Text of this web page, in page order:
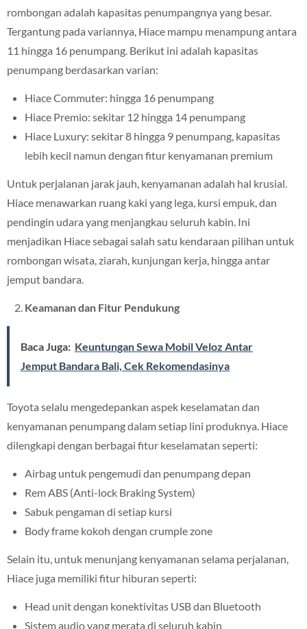
rombongan adalah kapasitas penumpangnya yang besar.
Tergantung pada variannya, Hiace mampu menampung antara
11 hingga 16 penumpang. Berikut ini adalah kapasitas
penumpang berdasarkan varian:
Hiace Commuter: hingga 16 penumpang
Hiace Premio: sekitar 12 hingga 14 penumpang
Hiace Luxury: sekitar 8 hingga 9 penumpang, kapasitas
lebih kecil namun dengan fitur kenyamanan premium
Untuk perjalanan jarak jauh, kenyamanan adalah hal krusial.
Hiace menawarkan ruang kaki yang lega, kursi empuk, dan
pendingin udara yang menjangkau seluruh kabin. Ini
menjadikan Hiace sebagai salah satu kendaraan pilihan untuk
rombongan wisata, ziarah, kunjungan kerja, hingga antar
jemput bandara.
Keamanan dan Fitur Pendukung
Baca Juga: Keuntungan Sewa Mobil Veloz Antar
Jemput Bandara Bali, Cek Rekomendasinya
Toyota selalu mengedepankan aspek keselamatan dan
kenyamanan penumpang dalam setiap lini produknya. Hiace
dilengkapi dengan berbagai fitur keselamatan seperti:
Airbag untuk pengemudi dan penumpang depan
Rem ABS (Anti-lock Braking System)
Sabuk pengaman di setiap kursi
Body frame kokoh dengan crumple zone
Selain itu, untuk menunjang kenyamanan selama perjalanan,
Hiace juga memiliki fitur hiburan seperti:
Head unit dengan konektivitas USB dan Bluetooth
Sistem audio yang merata di seluruh kabin